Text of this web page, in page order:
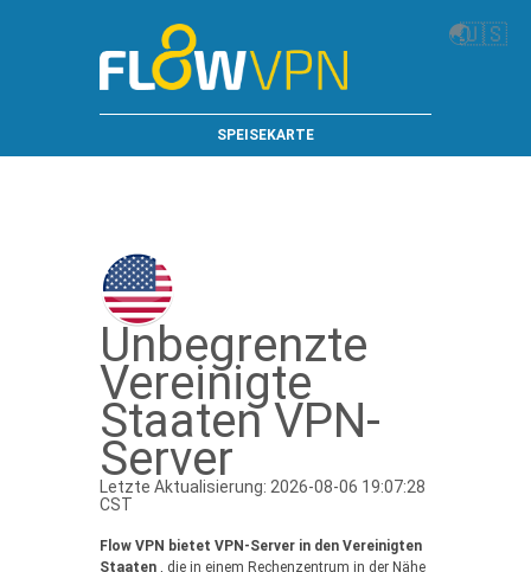
🌏🇺🇸
SPEISEKARTE
Unbegrenzte
Vereinigte
Staaten VPN-
Server
Letzte Aktualisierung: 2026-08-06 19:07:28
CST
Flow VPN bietet VPN-Server in den Vereinigten
Staaten , die in einem Rechenzentrum in der Nähe